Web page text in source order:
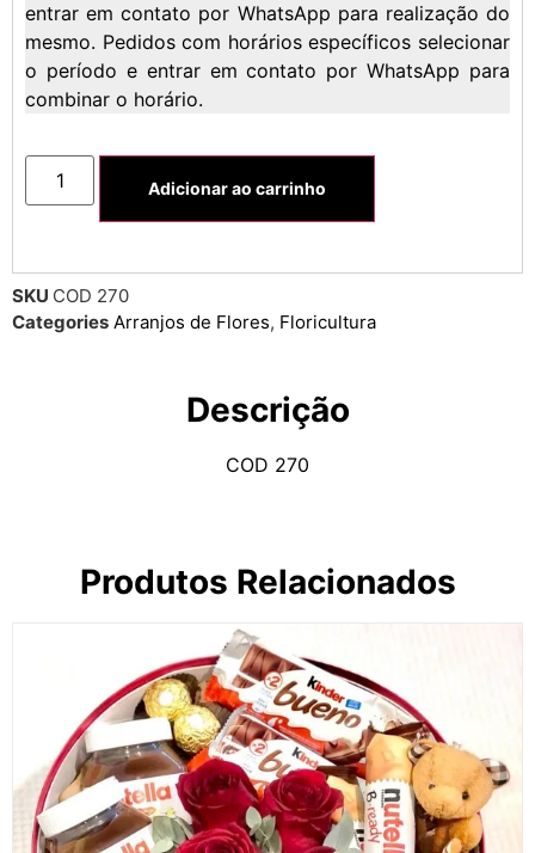
entrar em contato por WhatsApp para realização do
mesmo. Pedidos com horários específicos selecionar
o período e entrar em contato por WhatsApp para
combinar o horário.
Adicionar ao carrinho
SKU COD 270
Categories Arranjos de Flores, Floricultura
Descrição
COD 270
Produtos Relacionados